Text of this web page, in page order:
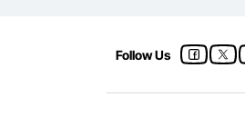
Follow Us